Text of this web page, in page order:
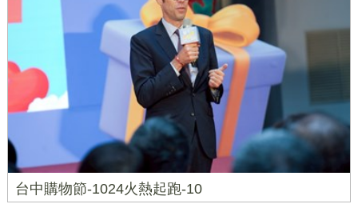
台中購物節-1024火熱起跑-10